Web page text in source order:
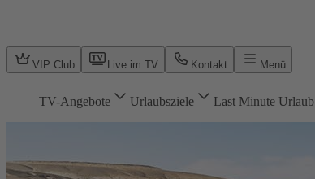
VIP Club Live im TV Kontakt Menü
TV-Angebote Urlaubsziele Last Minute Urlaub